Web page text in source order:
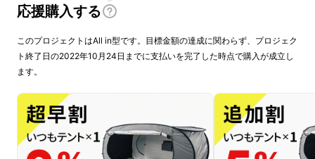
たくても
周りにあるテレビや家電などが目
に入って、
急に予定外の掃除が始まったり、
応援購入する
このプロジェクトはAll in型です。目標金額の達成に関わらず、プロジェク
ト終了日の2022年10月24日までに支払いを完了した時点で購入が成立し
ます。